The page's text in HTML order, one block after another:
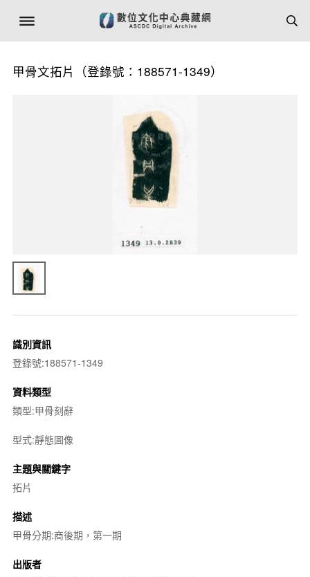
甲骨文拓片（登錄號：188571-1349）
識別資訊
登錄號:188571-1349
資料類型
類型:甲骨刻辭
型式:靜態圖像
主題與關鍵字
拓片
描述
甲骨分期:商後期，第一期
出版者